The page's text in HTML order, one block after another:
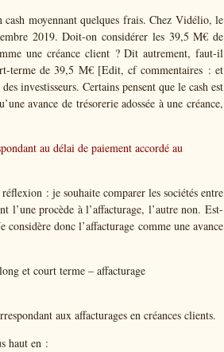
cash moyennant quelques frais. Chez Vidélio, le
2019. Doit-on considérer les 39,5 M€ de
une créance client ? Dit autrement, faut-il
terme de 39,5 M€ [Edit, cf commentaires : et
investisseurs. Certains pensent que le cash est
avance de trésorerie adossée à une créance,
au délai de paiement accordé au
: je souhaite comparer les sociétés entre
l’une procède à l’affacturage, l’autre non. Est-
considère donc l’affacturage comme une avance
et court terme – affacturage
aux affacturages en créances clients.
haut en :